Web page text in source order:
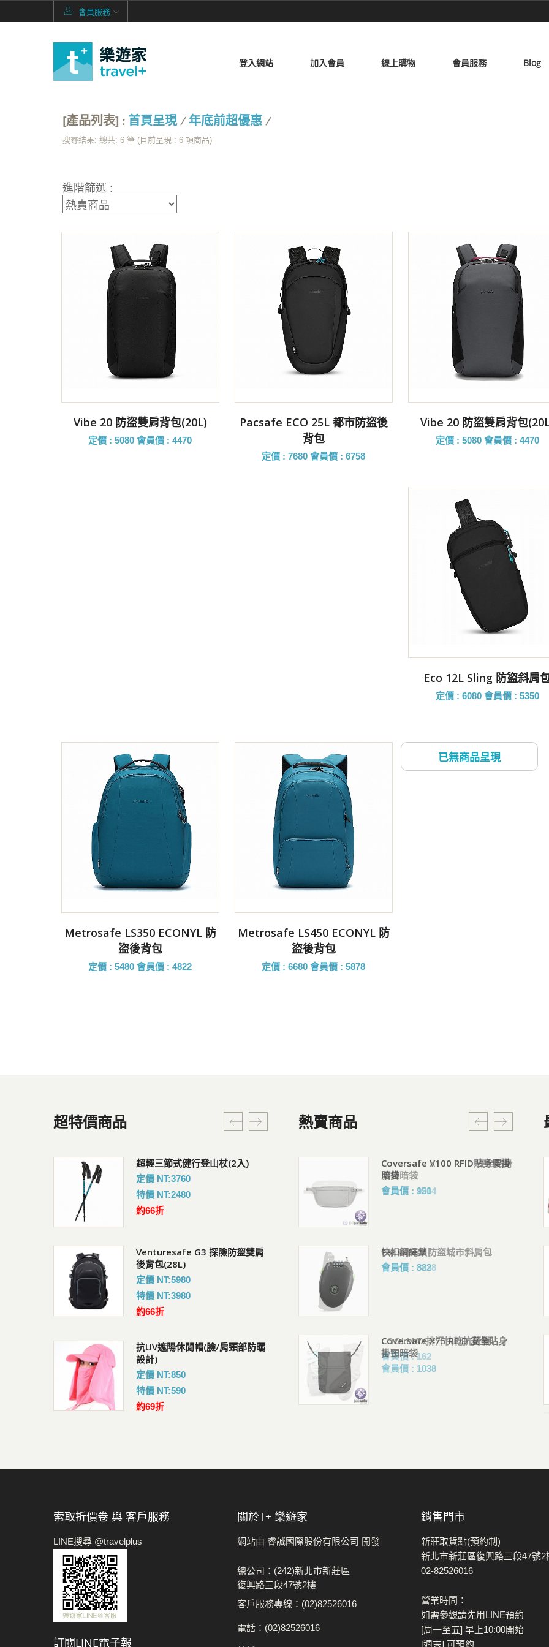
會員服務
登入網站 加入會員 線上購物 會員服務 Blog
[產品列表] : 首頁呈現 / 年底前超優惠 /
搜尋結果: 總共: 6 筆 (目前呈現 : 6 項商品)
進階篩選 :
Vibe 20 防盜雙肩背包(20L)
定價 : 5080會員價 : 4470
Pacsafe ECO 25L 都市防盜後
背包
定價 : 7680會員價 : 6758
Vibe 20 防盜雙肩背包
定價 : 5080 會員價 : 4470
Eco 12L Sling 防盜斜肩
定價 : 6080 會員價 : 5350
Metrosafe LS350 ECONYL 防
盜後背包
定價 : 5480會員價 : 4822
Metrosafe LS450 ECONYL 防
盜後背包
定價 : 6680會員價 : 5878
超特價商品
超輕三節式健行登山杖(2入)
定價 NT:3760
特價 NT:2480
約66折
Venturesafe G3 探險防盜雙肩
後背包(28L)
定價 NT:5980
特價 NT:3980
約66折
抗UV遮陽休閒帽(臉/肩頸部防曬
設計)
定價 NT:850
特價 NT:590
約69折
熱賣商品
Coversafe V100 RFID貼身腰掛
暗袋
會員價 : 950
快扣鋼繩鎖
會員價 : 882
Coversafe X75 RFID 安全貼身
掛頸暗袋
Coversafe X100 RFID 安全貼身
腰掛暗袋
會員價 : 1214
Pacsafe V 防盜城市斜肩包
會員價 : 3238
COOLMAX排汗快乾抗菌襪
會員價 : 162
抗UV反光觸控手套(冰涼降溫科
技材質)
購買人 : *R
Classic Messenger Cordura®
Eco 經典郵差包 XS (9L)
SNOWTRAVEL 雪之旅 抗UV吸
濕排汗 輕量棒球帽 AH-34
購買人 : 吳R
索取折價卷 與 客戶服務
LINE搜尋 @travelplus
訂閱LINE電子報
關於t+ 樂遊家
網站由 睿誠國際股份有限公司 開發
總公司：(242)新北市新莊區
復興路三段47號2樓
客戶服務專線：(02)82526016
電話：(02)82526016
銷售門市
新莊取貨點(預約制)
新北市新莊區復興路三段47號2
02-82526016
營業時間：
如需參觀請先用LINE預約
[周一至五] 早上10:00開始
[週末] 可預約